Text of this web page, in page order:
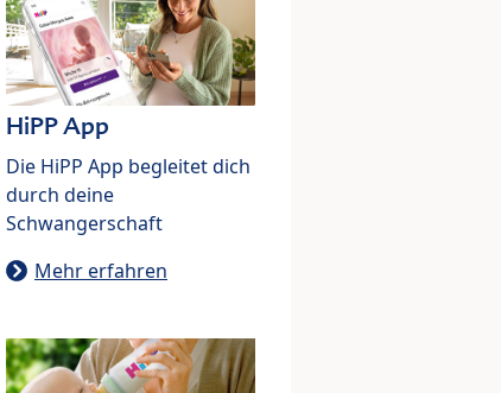
HiPP App
Die HiPP App begleitet dich
durch deine
Schwangerschaft
Mehr erfahren